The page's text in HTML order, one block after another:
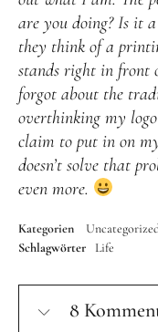
are you doing? Is it
they think of a
stands right in front
forgot about the
overthinking my
claim to put in on
doesn’t solve that
even more.
Kategorien
Schlagwörter
Life
8